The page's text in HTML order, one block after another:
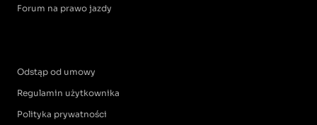
Forum na prawo jazdy
Odstąp od umowy
Regulamin użytkownika
Polityka prywatności